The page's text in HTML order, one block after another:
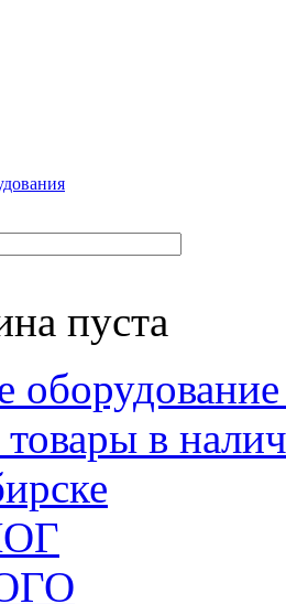
пуста